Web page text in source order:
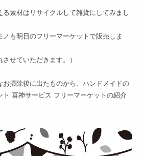
素材はリサイクルして雑貨にしてみまし
も明日のフリーマーケットで販売しま
させていただきます。）
お掃除後に出たものから、ハンドメイドの
ト 喜神サービス フリーマーケットの紹介